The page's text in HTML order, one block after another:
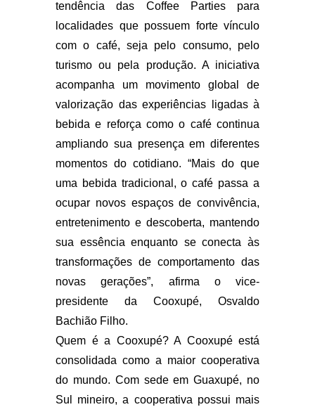
tendência das Coffee Parties para
localidades que possuem forte vínculo
com o café, seja pelo consumo, pelo
turismo ou pela produção. A iniciativa
acompanha um movimento global de
valorização das experiências ligadas à
bebida e reforça como o café continua
ampliando sua presença em diferentes
momentos do cotidiano. “Mais do que
uma bebida tradicional, o café passa a
ocupar novos espaços de convivência,
entretenimento e descoberta, mantendo
sua essência enquanto se conecta às
transformações de comportamento das
novas gerações”, afirma o vice-
presidente da Cooxupé, Osvaldo
Bachião Filho.
Quem é a Cooxupé? A Cooxupé está
consolidada como a maior cooperativa
do mundo. Com sede em Guaxupé, no
Sul mineiro, a cooperativa possui mais